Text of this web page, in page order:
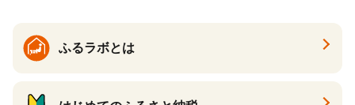
ふるラボとは